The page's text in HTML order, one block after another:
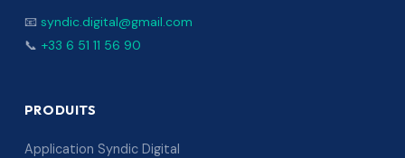
📧 syndic.digital@gmail.com
📞 +33 6 51 11 56 90
PRODUITS
Application Syndic Digital